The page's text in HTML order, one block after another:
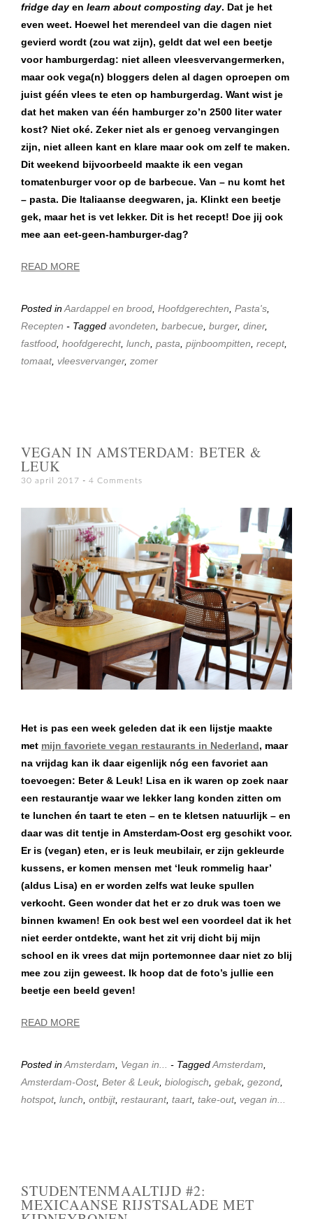
fridge dayen learn about composting day. Dat je het
even weet. Hoewel het merendeel van die dagen niet
gevierd wordt (zou wat zijn), geldt dat wel een beetje
voor hamburgerdag: niet alleen vleesvervangermerken,
maar ook vega(n) bloggers delen al dagen oproepen om
juist géén vlees te eten op hamburgerdag. Want wist je
dat het maken van één hamburger zo’n 2500 liter water
kost? Niet oké. Zeker niet als er genoeg vervangingen
zijn, niet alleen kant en klare maar ook om zelf te maken.
Dit weekend bijvoorbeeld maakte ik een vegan
tomatenburger voor op de barbecue. Van – nu komt het
– pasta. Die Italiaanse deegwaren, ja. Klinkt een beetje
gek, maar het is vet lekker. Dit is het recept! Doe jij ook
mee aan eet-geen-hamburger-dag?
READ MORE
Posted inAardappel en brood Hoofdgerechten Pasta's
Recepten - Tagged avondeten barbecue burger, diner,
fastfood hoofdgerecht, lunch pasta pijnboompitten recept,
tomaat, vleesvervanger, zomer
VEGAN IN AMSTERDAM: BETER &
LEUK
30 april 2017 4 Comments
Het is pas een week geleden dat ik een lijstje maakte
met mijn favoriete vegan restaurants in Nederland, maar
na vrijdag kan ik daar eigenlijk nóg een favoriet aan
toevoegen: Beter & Leuk! Lisa en ik waren op zoek naar
een restaurantje waar we lekker lang konden zitten om
te lunchen én taart te eten – en te kletsen natuurlijk – en
daar was dit tentje in Amsterdam-Oost erg geschikt voor.
Er is (vegan) eten, er is leuk meubilair, er zijn gekleurde
kussens, er komen mensen met ‘leuk rommelig haar’
(aldus Lisa) en er worden zelfs wat leuke spullen
verkocht. Geen wonder dat het er zo druk was toen we
binnen kwamen! En ook best wel een voordeel dat ik het
niet eerder ontdekte, want het zit vrij dicht bij mijn
school en ik vrees dat mijn portemonnee daar niet zo blij
mee zou zijn geweest. Ik hoop dat de foto’s jullie een
beetje een beeld geven!
READ MORE
Posted inAmsterdam Vegan in... - TaggedAmsterdam
Amsterdam-Oost, Beter & Leuk biologisch gebak gezond
hotspot, lunch ontbijt, restaurant, taart, take-out, vegan in...
STUDENTENMAALTIJD #2:
MEXICAANSE RIJSTSALADE MET